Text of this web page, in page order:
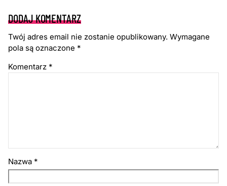
DODAJ KOMENTARZ
Twój adres email nie zostanie opublikowany. Wymagane
pola są oznaczone *
Komentarz *
Nazwa *